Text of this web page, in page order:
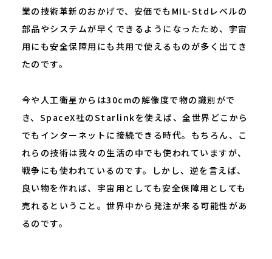
業の技術革新のおかげで、安価でもMIL-Stdレベルの
部品やシステムが早くできるようになったため、宇宙
用にも安全保障用にも共用で使えるものが多く出てき
たのです。
今や人工衛星からは30cmの解像度で物の識別がで
き、SpaceX社のStarlinkを使えば、全世界どこから
でもインターネットに接続できる時代。もちろん、こ
れらの技術は我々の生活の中でも使われていますが、
戦争にも使われているのです。しかし、逆を言えば、
良い物を作れば、宇宙用としても安全保障用としても
売れるということ。世界中から発注が来る可能性があ
るのです。